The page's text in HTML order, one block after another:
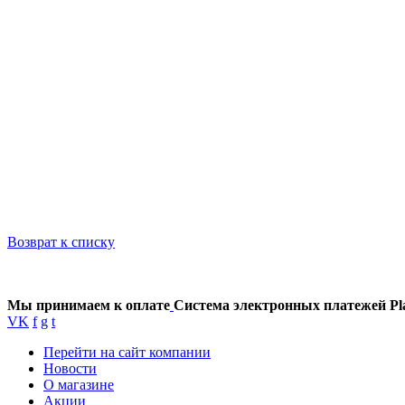
Возврат к списку
Мы принимаем к оплате Система электронных платежей
VK f g t
Перейти на сайт компании
Новости
О магазине
Акции